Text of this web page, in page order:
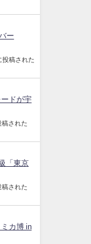
ー
投稿された
ドが宇
稿された
「東京
稿された
カ博 in